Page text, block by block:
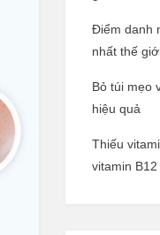
Điểm danh
nhất thế
Bỏ túi mẹo
hiệu quả
Thiếu
vitamin